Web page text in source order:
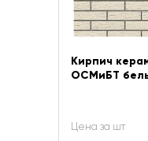
Кирпич
ОСМиБТ
Цена за шт